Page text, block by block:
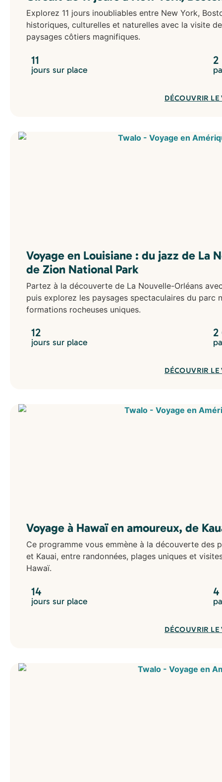
Explorez 11 jours inoubliables entre New York,
historiques, culturelles et naturelles avec la visite
paysages côtiers magnifiques.
11
jours sur place
2
DÉCOUVRIR LE
Voyage en Louisiane : du jazz de La
de Zion National Park
Partez à la découverte de La Nouvelle-Orléans
puis explorez les paysages spectaculaires du parc
formations rocheuses uniques.
12
jours sur place
2
DÉCOUVRIR LE
Voyage à Hawaï en amoureux, de
Ce programme vous emmène à la découverte des
et Kauai, entre randonnées, plages uniques et
Hawaï.
14
jours sur place
4
DÉCOUVRIR LE